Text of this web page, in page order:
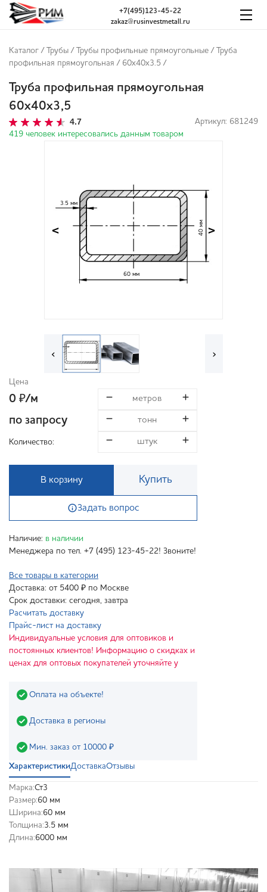
zakaz@rusinvestmetall.ru
+7(495)123-45-22
Каталог / Трубы / Трубы профильные прямоугольные /
Труба
профильная прямоугольная / 60х40х3.5 /
Труба профильная прямоугольная
60х40х3,5
4.7
Артикул: 681249
419 человек интересовались данным товаром
60 мм
40 мм
3.5 мм
< >
‹ ›
Цена
0 ₽/м
по запросу
Количество:
В корзину Купить
Задать вопрос
Наличие: в наличии
Менеджера по тел. +7 (495) 123-45-22! Звоните!
Все товары в категории
Доставка: от 5400 ₽ по Москве
Срок доставки: сегодня, завтра
Расчитать доставку
Прайс-лист на доставку
Индивидуальные условия для оптовиков и
постоянных клиентов! Информацию о скидках и
ценах для оптовых покупателей уточняйте у
Оплата на объекте!
Доставка в регионы
Мин. заказ от 10000 ₽
ХарактеристикиДоставкаОтзывы
Марка:Ст3
Размер:60 мм
Ширина:60 мм
Толщина:3.5 мм
Длина:6000 мм